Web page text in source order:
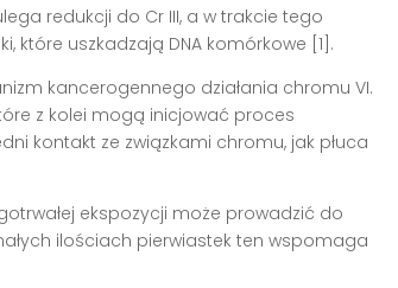
redukcji do Cr III, a w trakcie tego
które uszkadzają DNA komórkowe [1].
kancerogennego działania chromu VI.
z kolei mogą inicjować proces
kontakt ze związkami chromu, jak płuca
ekspozycji może prowadzić do
ilościach pierwiastek ten wspomaga